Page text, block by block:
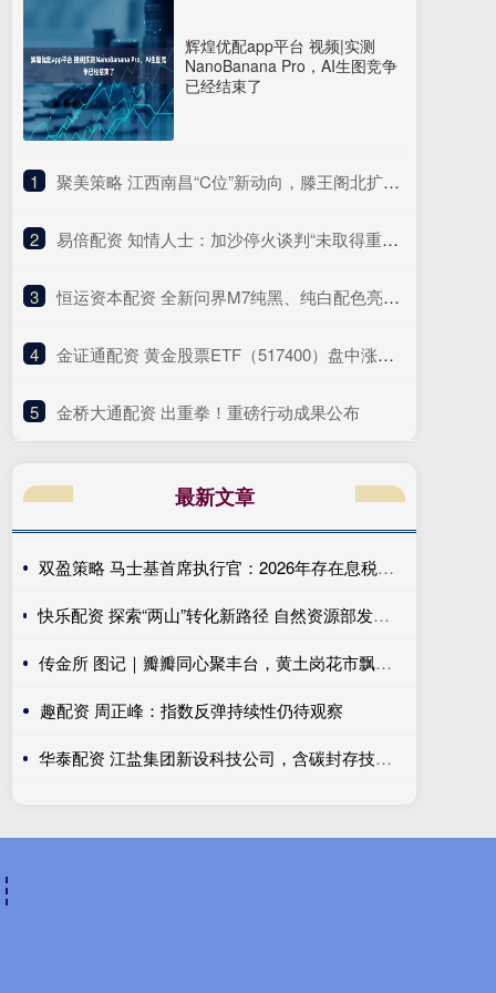
辉煌优配app平台 视频|实测
NanoBanana Pro，AI生图竞争
已经结束了
1 ​聚美策略 江西南昌“C位”新动向，滕王阁北扩焕新丨活力中国调研行
2 ​易倍配资 知情人士：加沙停火谈判“未取得重大进展”
3 ​恒运资本配资 全新问界M7纯黑、纯白配色亮相 余承东：黑白武士款安排上了
4 ​金证通配资 黄金股票ETF（517400）盘中涨超1.7%，短期冲高动能与长期支撑逻辑并存
5 ​金桥大通配资 出重拳！重磅行动成果公布
最新文章
双盈策略 马士基首席执行官：2026年存在息税前利润为负的风险。
快乐配资 探索“两山”转化新路径 自然资源部发布第六批生态产品价值实现案例
传金所 图记｜瓣瓣同心聚丰台，黄土岗花市飘满京津冀年味
趣配资 周正峰：指数反弹持续性仍待观察
华泰配资 江盐集团新设科技公司，含碳封存技术研发业务